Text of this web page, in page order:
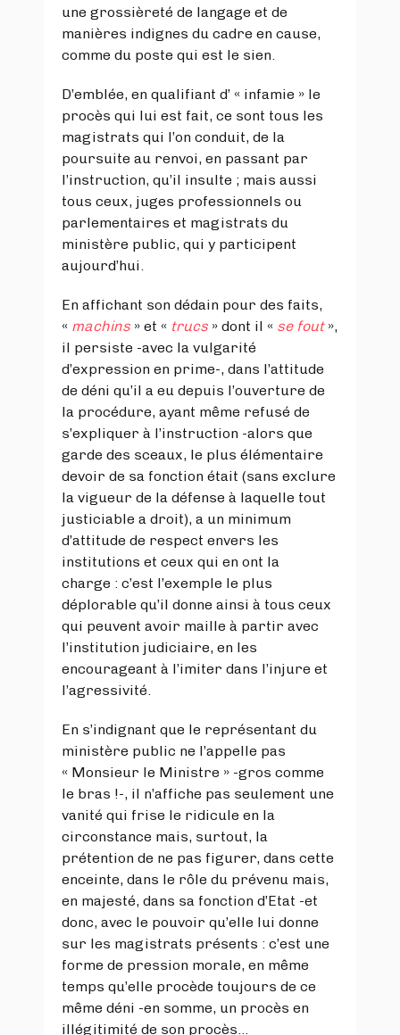
une grossièreté de langage et de
manières indignes du cadre en cause,
comme du poste qui est le sien.
D’emblée, en qualifiant d’ « infamie » le
procès qui lui est fait, ce sont tous les
magistrats qui l’on conduit, de la
poursuite au renvoi, en passant par
l’instruction, qu’il insulte ; mais aussi
tous ceux, juges professionnels ou
parlementaires et magistrats du
ministère public, qui y participent
aujourd’hui.
En affichant son dédain pour des faits,
« machins » et « trucs » dont il « se fout »,
il persiste -avec la vulgarité
d’expression en prime-, dans l’attitude
de déni qu’il a eu depuis l’ouverture de
la procédure, ayant même refusé de
s’expliquer à l’instruction -alors que
garde des sceaux, le plus élémentaire
devoir de sa fonction était (sans exclure
la vigueur de la défense à laquelle tout
justiciable a droit), a un minimum
d’attitude de respect envers les
institutions et ceux qui en ont la
charge : c’est l’exemple le plus
déplorable qu’il donne ainsi à tous ceux
qui peuvent avoir maille à partir avec
l’institution judiciaire, en les
encourageant à l’imiter dans l’injure et
l’agressivité.
En s’indignant que le représentant du
ministère public ne l’appelle pas
« Monsieur le Ministre » -gros comme
le bras !-, il n’affiche pas seulement une
vanité qui frise le ridicule en la
circonstance mais, surtout, la
prétention de ne pas figurer, dans cette
enceinte, dans le rôle du prévenu mais,
en majesté, dans sa fonction d’Etat -et
donc, avec le pouvoir qu’elle lui donne
sur les magistrats présents : c’est une
forme de pression morale, en même
temps qu’elle procède toujours de ce
même déni -en somme, un procès en
illégitimité de son procès…